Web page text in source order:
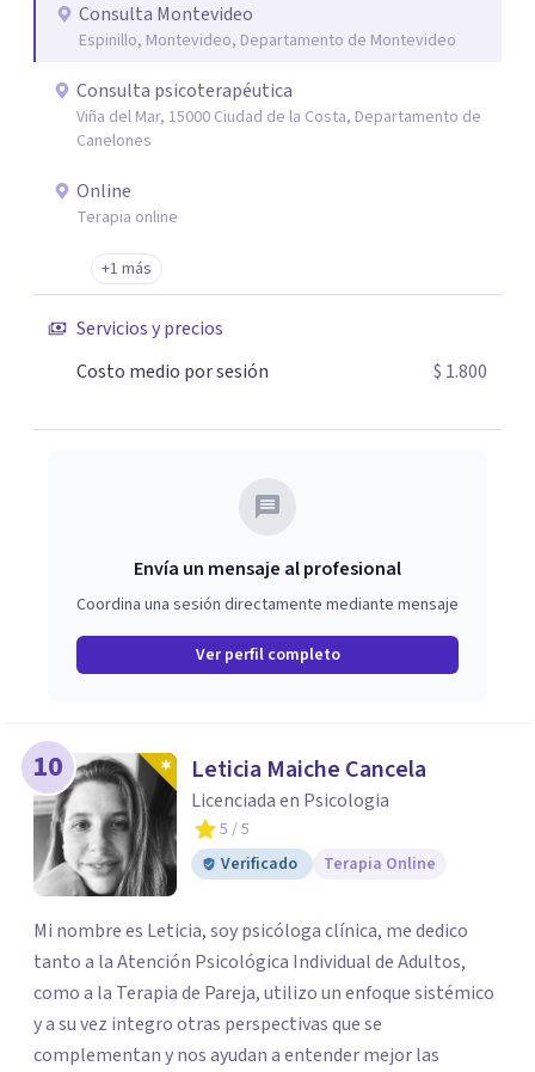
Consulta Montevideo
Espinillo, Montevideo, Departamento de Montevideo
Consulta psicoterapéutica
Viña del Mar, 15000 Ciudad de la Costa, Departamento de
Canelones
Online
Terapia online
+1 más
Servicios y precios
Costo medio por sesión
$ 1.800
Envía un mensaje al profesional
Coordina una sesión directamente mediante mensaje
Ver perfil completo
10 Leticia Maiche Cancela
Licenciada en Psicologia
5 / 5
Verificado
Terapia Online
Mi nombre es Leticia, soy psicóloga clínica, me dedico
tanto a la Atención Psicológica Individual de Adultos,
como a la Terapia de Pareja, utilizo un enfoque sistémico
y a su vez integro otras perspectivas que se
complementan y nos ayudan a entender mejor las